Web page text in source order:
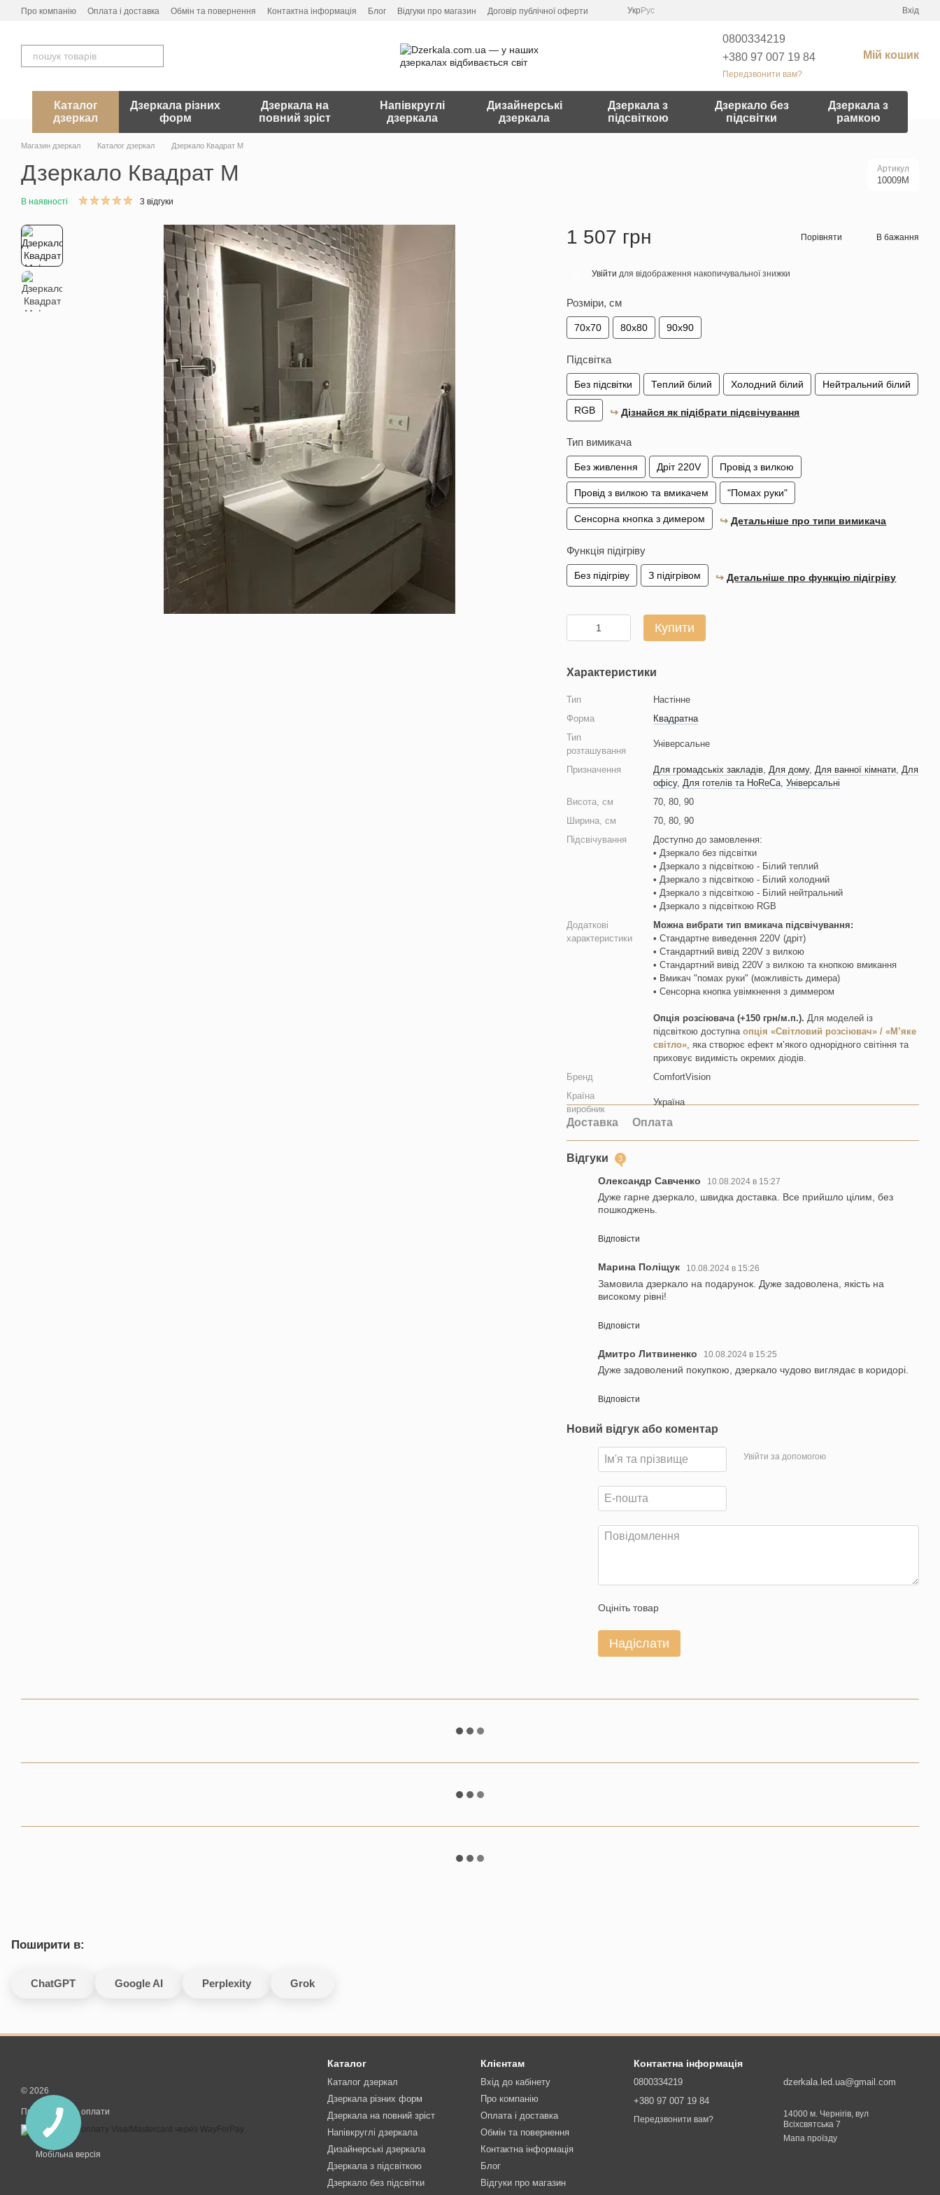
Перейти до основного контенту
Про компанію Оплата і доставка Обмін та повернення Контактна інформація Блог Відгуки про магазин Договір публічної оферти Укр Рус Вхід
0800334219
+380 97 007 19 84
Передзвонити вам?
Мій кошик
Каталог
дзеркал
Дзеркала різних
форм
Дзеркала на
повний зріст
Напівкруглі
дзеркала
Дизайнерські
дзеркала
Дзеркала з
підсвіткою
Дзеркало без
підсвітки
Дзеркала з
рамкою
Магазин дзеркал Каталог дзеркал Дзеркало Квадрат M
Дзеркало Квадрат M Артикул
10009M
В наявності 3 відгуки
1 507 грн Порівняти В бажання
Увійти для відображення накопичувальної знижки
Розміри, см
70х70 80х80 90х90
Підсвітка
Без підсвітки Теплий білий Холодний білий Нейтральний білий
RGB ↪︎Дізнайся як підібрати підсвічування
Тип вимикача
Без живлення Дріт 220V Провід з вилкою
Провід з вилкою та вмикачем "Помах руки"
Сенсорна кнопка з димером ↪︎Детальніше про типи вимикача
Функція підігріву
Без підігріву З підігрівом ↪︎Детальніше про функцію підігріву
Купити
Характеристики
Тип
Настінне
Форма
Квадратна
Тип
розташування
Універсальне
Призначення Для громадськіх закладів,Для дому,Для ванної кімнати,Для
офісу,Для готелів та HoReCa,Універсальні
Висота, см
70, 80, 90
Ширина, см
70, 80, 90
Підсвічування
Доступно до замовлення:
• Дзеркало без підсвітки
• Дзеркало з підсвіткою - Білий теплий
• Дзеркало з підсвіткою - Білий холодний
• Дзеркало з підсвіткою - Білий нейтральний
• Дзеркало з підсвіткою RGB
Додаткові
характеристики
Можна вибрати тип вмикача підсвічування:
• Стандартне виведення 220V (дріт)
• Стандартний вивід 220V з вилкою
• Стандартний вивід 220V з вилкою та кнопкою вмикання
• Вмикач "помах руки" (можливість димера)
• Сенсорна кнопка увімкнення з диммером
Опція розсіювача (+150 грн/м.п.). Для моделей із
підсвіткою доступнаопція «Світловий розсіювач» / «М’яке
світло», яка створює ефект м’якого однорідного світіння та
приховує видимість окремих діодів.
Бренд
ComfortVision
Країна
виробник
Україна
Доставка Оплата
Відгуки 3
Олександр Савченко 10.08.2024 в 15:27
Дуже гарне дзеркало, швидка доставка. Все прийшло цілим, без
пошкоджень.
Відповісти
Марина Поліщук 10.08.2024 в 15:26
Замовила дзеркало на подарунок. Дуже задоволена, якість на
високому рівні!
Відповісти
Дмитро Литвиненко 10.08.2024 в 15:25
Дуже задоволений покупкою, дзеркало чудово виглядає в коридорі.
Відповісти
Новий відгук або коментар
Увійти за допомогою
Оцініть товар
Надіслати
Поширити в:
ChatGPT Google AI Perplexity Grok
© 2026
Приймаємо до оплати
Мобільна версія
Каталог
Каталог дзеркал
Дзеркала різних форм
Дзеркала на повний зріст
Напівкруглі дзеркала
Дизайнерські дзеркала
Дзеркала з підсвіткою
Дзеркало без підсвітки
Клієнтам
Вхід до кабінету
Про компанію
Оплата і доставка
Обмін та повернення
Контактна інформація
Блог
Відгуки про магазин
Контактна інформація
0800334219
+380 97 007 19 84
Передзвонити вам?
dzerkala.led.ua@gmail.com
14000 м. Чернігів, вул
Всіхсвятська 7
Мапа проїзду